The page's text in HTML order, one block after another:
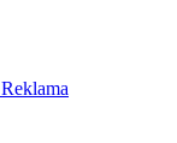
Reklama